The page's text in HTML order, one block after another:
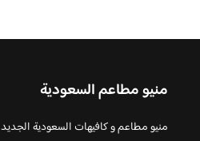
منيو مطاعم السعودية
منيو مطاعم و كافيهات السعودية الجديد